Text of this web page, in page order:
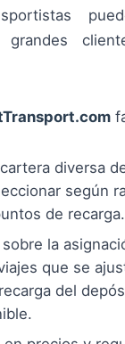
grandes
diversa
según
de recarga.
la
que se
del